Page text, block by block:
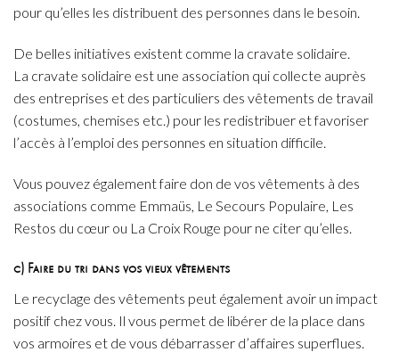
pour qu’elles les distribuent des personnes dans le besoin.
De belles initiatives existent comme la cravate solidaire.
La cravate solidaire est une association qui collecte auprès
des entreprises et des particuliers des vêtements de travail
(costumes, chemises etc.) pour les redistribuer et favoriser
l’accès à l’emploi des personnes en situation difficile.
Vous pouvez également faire don de vos vêtements à des
associations comme Emmaüs, Le Secours Populaire, Les
Restos du cœur ou La Croix Rouge pour ne citer qu’elles.
c) Faire du tri dans vos vieux vêtements
Le recyclage des vêtements peut également avoir un impact
positif chez vous. Il vous permet de libérer de la place dans
vos armoires et de vous débarrasser d’affaires superflues.